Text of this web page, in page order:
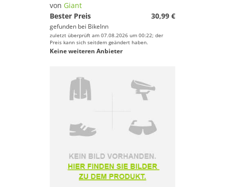
von Giant
Bester Preis
30,99 €
gefunden bei BikeInn
zuletzt überprüft am 07.08.2026 um 00:22; der
Preis kann sich seitdem geändert haben.
Keine weiteren Anbieter